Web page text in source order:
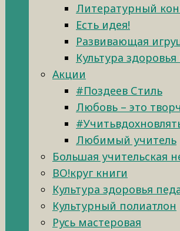
Литературный
Есть идея!
Развивающая
Культура здоровья
Акции
#Поздеев Стиль
Любовь – это
Любимый учитель
Большая учительская
ВО!круг книги
Культура здоровья
Культурный полиатлон
Русь мастеровая